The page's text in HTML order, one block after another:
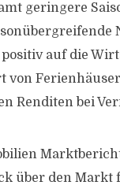
geringere
auf die
von
Renditen bei
über den